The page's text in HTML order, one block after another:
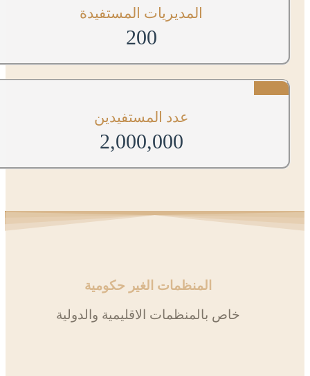
المديريات المستفيدة
200
عدد المستفيدين
2,000,000
المنظمات الغير حكومية
خاص بالمنظمات الاقليمية والدولية